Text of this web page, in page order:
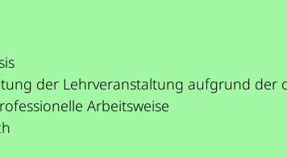
der Lehrveranstaltung aufgrund
Arbeitsweise